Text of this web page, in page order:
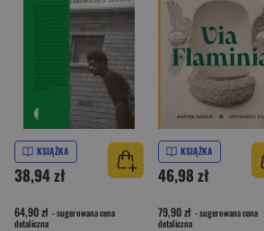
KSIĄŻKA
38,94 zł
64,90 zł - sugerowana cena
detaliczna
KSIĄŻKA
46,98 zł
79,90 zł - sugerowana cena
detaliczna